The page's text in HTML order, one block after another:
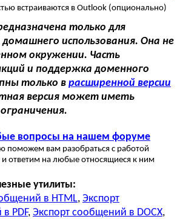
встраиваются в Outlook (опционально)
только для
использования. Она не
окружении. Часть
и поддержка доменного
только в расширенной версии
версия может иметь
вопросы на нашем форуме
поможем вам разобраться с работой
и ответим на любые относящиеся к ним
утилиты:
в HTML, Экспорт
PDF, Экспорт сообщений в DOCX,